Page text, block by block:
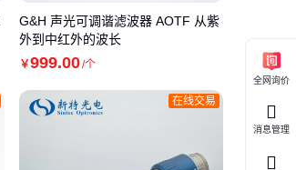
G&H 声光可调谐滤波器 AOTF 从紫
外到中红外的波长
￥999.00/个
在线交易
全网询价
消息管理